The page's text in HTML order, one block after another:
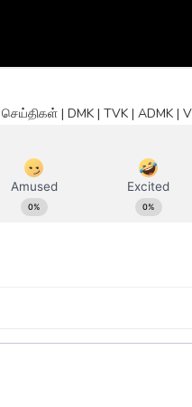
| DMK | TVK | ADMK |